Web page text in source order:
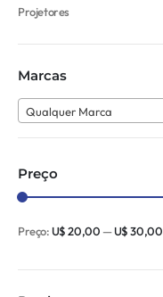
Projetores
Marcas
Qualquer Marca
Preço
Preço:U$ 20,00—U$ 30,00